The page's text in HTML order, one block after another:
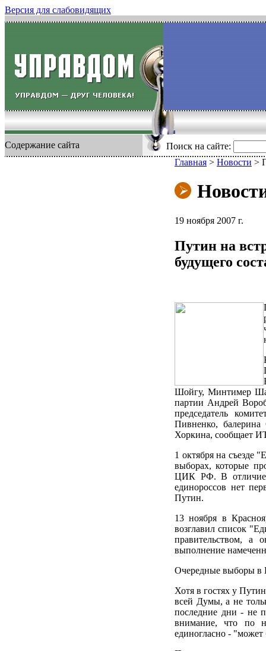
Версия для слабовидящих
Содержание сайта Поиск на сайте:
Главная > Новости >
19 ноября 2007 г.
Путин на
будущего
Шойгу, Минтимер
партии Андрей
председатель
Пивненко, балерина
Хоркина, сообщает
1 октября на съезде
выборах, которые
ЦИК РФ. В отличие
единороссов нет
Путин.
13 ноября в
возглавил список
правительством, а
выполнение
Очередные выборы в
Хотя в гостях у
всей Думы, а не
последние дни - не
внимание, что по
единогласно -